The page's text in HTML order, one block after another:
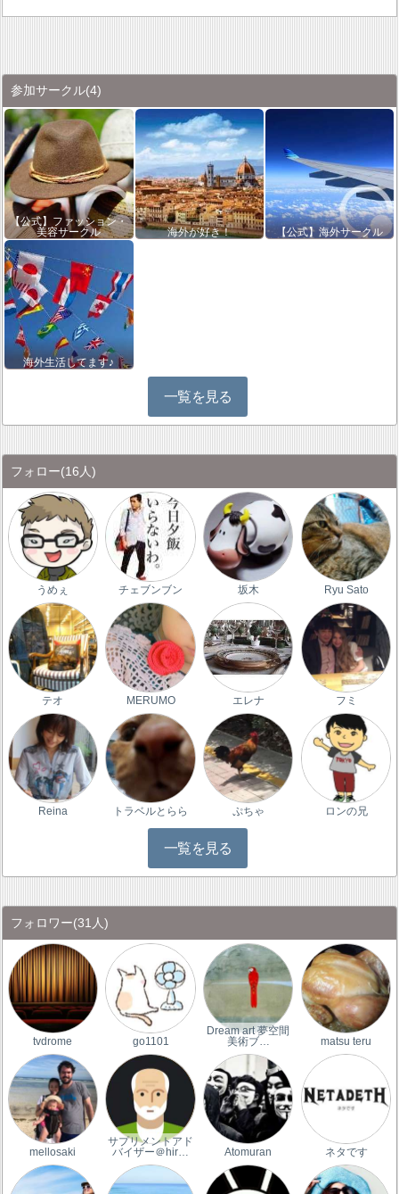
参加サークル(4)
【公式】ファッション・
美容サークル
海外が好き！ 【公式】海外サークル
海外生活してます♪
一覧を見る
フォロー(16人)
うめぇ チェブンブン 坂木 Ryu Sato
テオ MERUMO エレナ フミ
Reina トラベルとらら ぷちゃ ロンの兄
一覧を見る
フォロワー(31人)
tvdrome go1101
Dream art 夢空間
美術ブ…
matsu teru
mellosaki
サプリメントアド
バイザー＠hir…
Atomuran ネタです